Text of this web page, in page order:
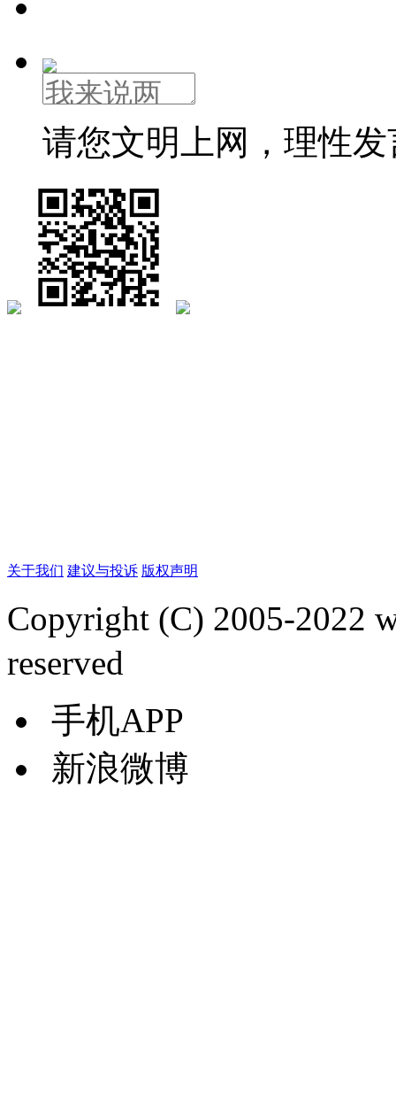
请您文明上网，理性
关于我们 建议与投诉 版权声明
Copyright (C) 2005-2022
reserved
手机APP
新浪微博